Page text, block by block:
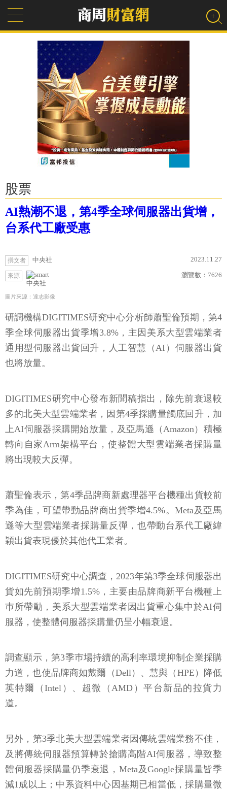
股票
AI熱潮不退，第4季全球伺服器出貨增，
台系代工廠受惠
撰文者 中央社 2023.11.27
來源
中央社
瀏覽數： 7626
圖片來源：達志影像
研調機構DIGITIMES研究中心分析師蕭聖倫預期，第4
季全球伺服器出貨季增3.8%，主因美系大型雲端業者
通用型伺服器出貨回升，人工智慧（AI）伺服器出貨
也將放量。
DIGITIMES研究中心發布新聞稿指出，除先前衰退較
多的北美大型雲端業者，因第4季採購量觸底回升，加
上AI伺服器採購開始放量，及亞馬遜（Amazon）積極
轉向自家Arm架構平台，使整體大型雲端業者採購量
將出現較大反彈。
蕭聖倫表示，第4季品牌商新處理器平台機種出貨較前
季為佳，可望帶動品牌商出貨季增4.5%。Meta及亞馬
遜等大型雲端業者採購量反彈，也帶動台系代工廠緯
穎出貨表現優於其他代工業者。
DIGITIMES研究中心調查，2023年第3季全球伺服器出
貨如先前預期季增1.5%，主要由品牌商新平台機種上
巿所帶動，美系大型雲端業者因出貨重心集中於AI伺
服器，使整體伺服器採購量仍呈小幅衰退。
調查顯示，第3季巿場持續的高利率環境抑制企業採購
力道，也使品牌商如戴爾（Dell）、慧與（HPE）降低
英特爾（Intel）、超微（AMD）平台新品的拉貨力
道。
另外，第3季北美大型雲端業者因傳統雲端業務不佳，
及將傳統伺服器預算轉於搶購高階AI伺服器，導致整
體伺服器採購量仍季衰退，Meta及Google採購量皆季
減1成以上；中系資料中心因基期已相當低，採購量微